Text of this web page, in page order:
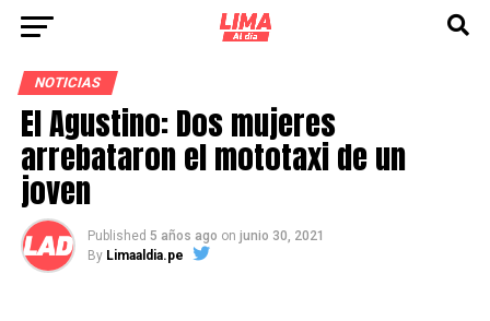
NOTICIAS
El Agustino: Dos mujeres
arrebataron el mototaxi de un
joven
Published 5 años ago on junio 30, 2021
By Limaaldia.pe